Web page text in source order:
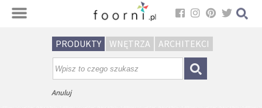
PRODUKTY WNĘTRZA ARCHITEKCI
Anuluj
Brak wyników wyszukiwania.
Spróbuj wpisać inną frazę.